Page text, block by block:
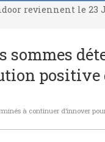
reviennent le 23
sommes
positive
à continuer d’innover